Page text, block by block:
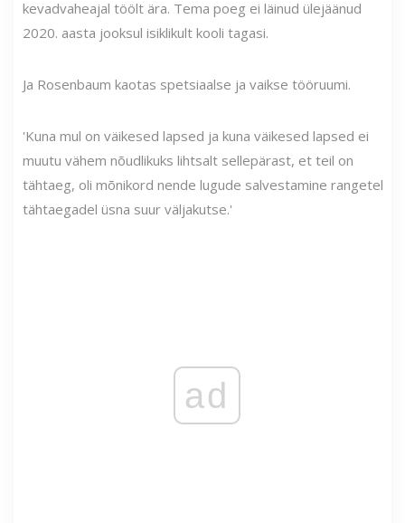
kevadvaheajal töölt ära. Tema poeg ei läinud ülejäänud
2020. aasta jooksul isiklikult kooli tagasi.
Ja Rosenbaum kaotas spetsiaalse ja vaikse tööruumi.
'Kuna mul on väikesed lapsed ja kuna väikesed lapsed ei
muutu vähem nõudlikuks lihtsalt sellepärast, et teil on
tähtaeg, oli mõnikord nende lugude salvestamine rangetel
tähtaegadel üsna suur väljakutse.'
ad